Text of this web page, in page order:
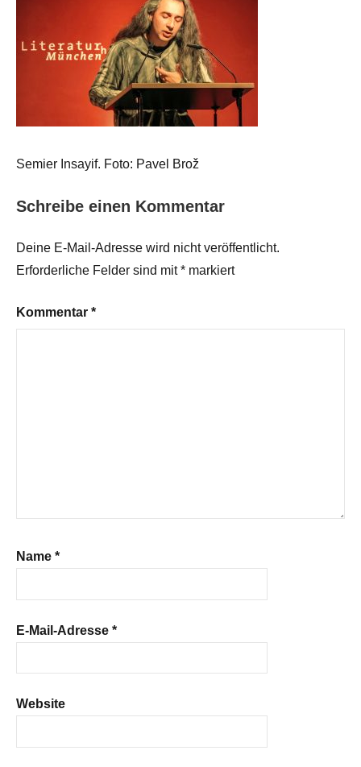
Semier Insayif. Foto: Pavel Brož
Schreibe einen Kommentar
Deine E-Mail-Adresse wird nicht veröffentlicht.
Erforderliche Felder sind mit* markiert
Kommentar *
Name *
E-Mail-Adresse *
Website